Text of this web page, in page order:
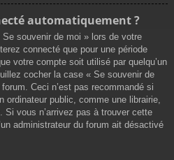
automatiquement ?
souvenir de moi » lors de votre
connecté que pour une période
votre compte soit utilisé par quelqu’un
cocher la case « Se souvenir de
Ceci n’est pas recommandé si
ordinateur public, comme une librairie,
vous n’arrivez pas à trouver cette
administrateur du forum ait désactivé